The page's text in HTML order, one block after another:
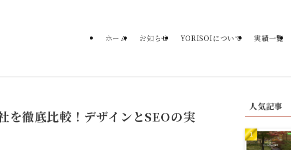
ホーム お知らせ YORISOIについて 実績一覧
を徹底比較！デザインとSEOの実
人気記事